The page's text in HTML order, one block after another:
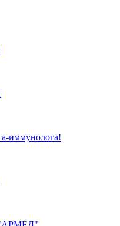
иммунолога!